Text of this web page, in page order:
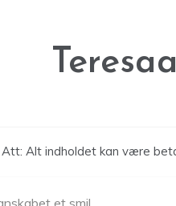
Att: Alt indholdet kan være
et smil